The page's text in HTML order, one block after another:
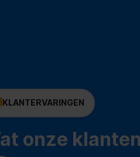
KLANTERVARINGEN
onze klanten